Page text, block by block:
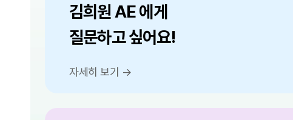
김희원 AE 에게
질문하고 싶어요!
자세히 보기 →